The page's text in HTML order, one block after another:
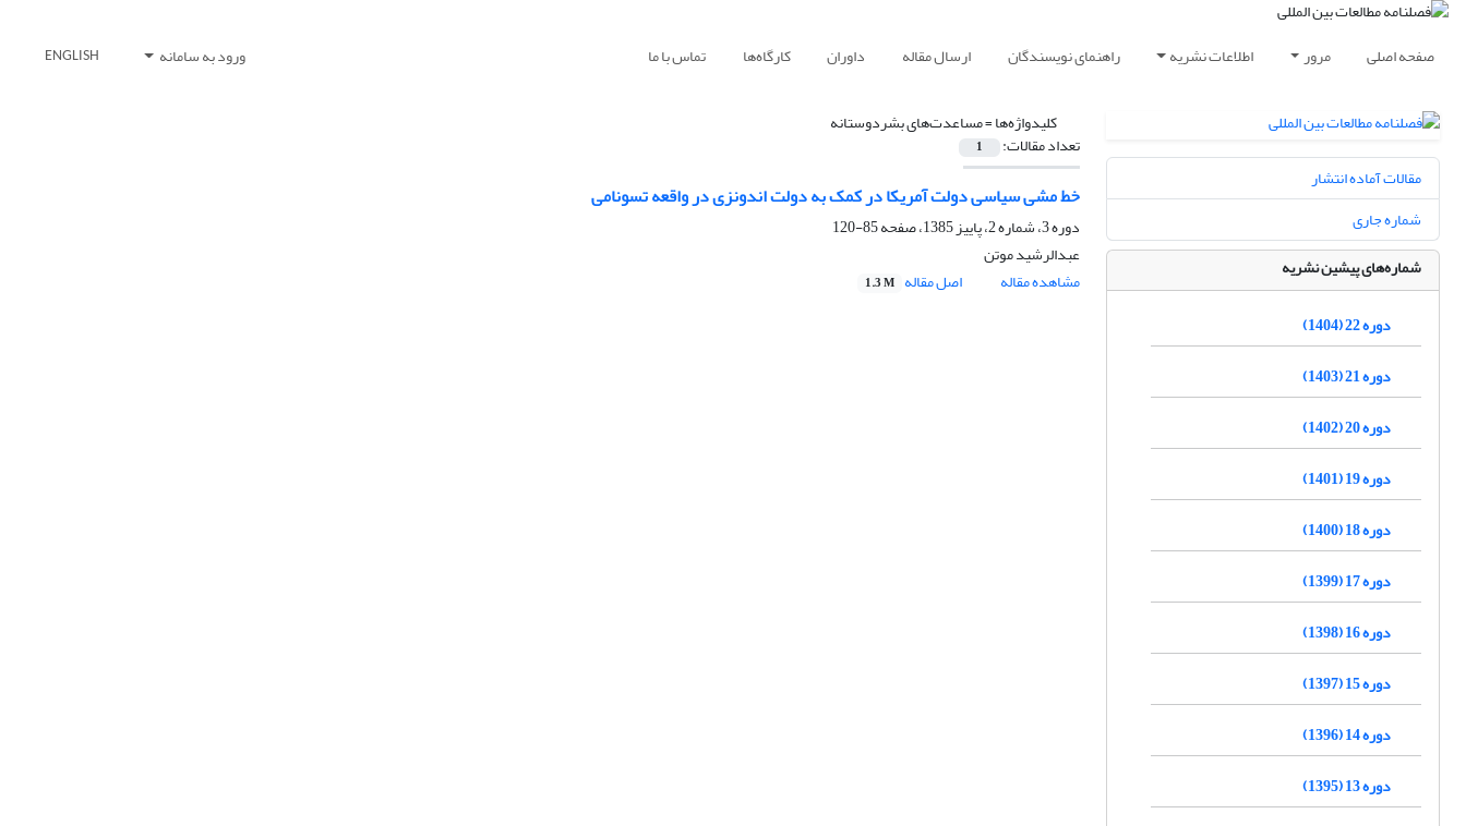
صفحه اصلی مرور اطلاعات نشریه راهنمای نویسندگان ارسال مقاله داوران کارگاه‌ها تماس با ما ورود به سامانه ENGLISH
کلیدواژه‌ها =مساعدت‌های بشردوستانه
تعداد مقالات: 1
خط مشی سیاسی دولت آمریکا در کمک به دولت اندونزی در واقعه تسونامی
دوره 3، شماره 2، پاییز 1385، صفحه
85-120
عبدالرشید موتن
مشاهده مقاله
اصل مقاله 1.3 M
مقالات آماده انتشار
شماره جاری
شماره‌های پیشین نشریه
دوره 22 (1404)
دوره 21 (1403)
دوره 20 (1402)
دوره 19 (1401)
دوره 18 (1400)
دوره 17 (1399)
دوره 16 (1398)
دوره 15 (1397)
دوره 14 (1396)
دوره 13 (1395)